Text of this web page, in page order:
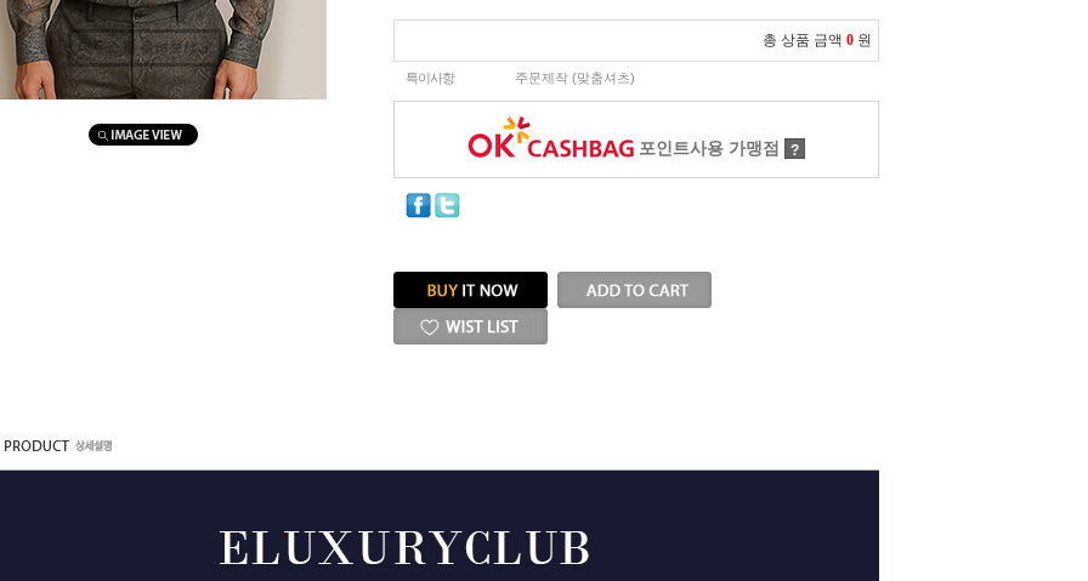
마우스를 올려보세요 총 상품 금액 0 원
특이사항 주문제작 (맞춤셔츠)
포인트사용 가맹점 ?